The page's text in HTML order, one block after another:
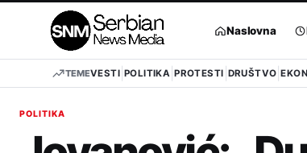
Naslovna
TEMEVESTI POLITIKA PROTESTI DRUŠTVO
POLITIKA